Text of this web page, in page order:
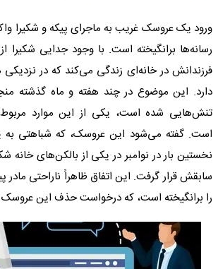
ورود یک عروسک غریب به ماجرای پیکه و شکیرا
رسانه‌ها برانگیخته است. با وجود جدایی شکیرا از
فرزندانش در خانه‌ای زندگی می‌کند که در نزدیکی
دارد. این موضوع در چند هفته و ماه گذشته
تنش‌هایی شده است، یکی از این موارد
است. گفته می‌شود این عروسک، که شباهتی به
نخستین بار در نوامبر در یکی از بالکن‌های خانه
سابقش قرار گرفت. این اتفاق ظاهراً ناراحتی مادر
را برانگیخته است، که درخواست حذف این